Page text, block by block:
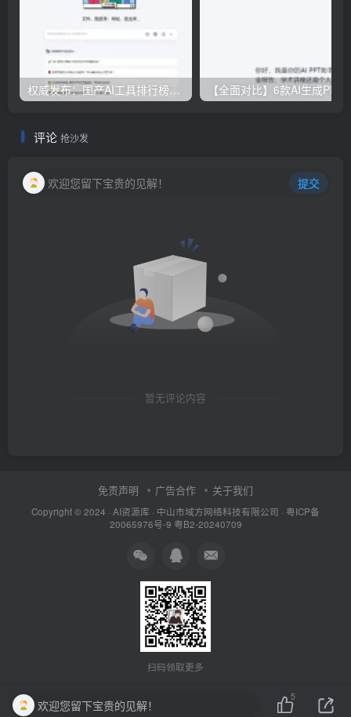
权威发布：国产AI工具排行榜TOP10，必备神器一览无余
评论 抢沙发
欢迎您留下宝贵的见解！ 提交
暂无评论内容
免责声明 广告合作 关于我们
Copyright © 2024 · AI资源库 · 中山市域方网络科技有限公司 · 粤ICP备
20065976号-9 粤B2-20240709
扫码领取更多
欢迎您留下宝贵的见解！
5